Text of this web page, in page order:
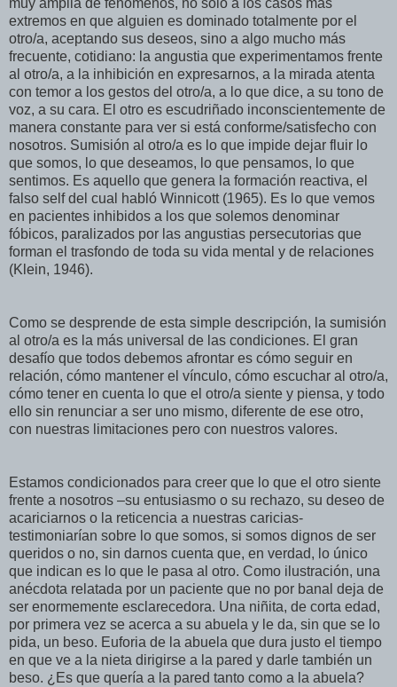
muy amplia de fenómenos, no sólo a los casos más
extremos en que alguien es dominado totalmente por el
otro/a, aceptando sus deseos, sino a algo mucho más
frecuente, cotidiano: la angustia que experimentamos frente
al otro/a, a la inhibición en expresarnos, a la mirada atenta
con temor a los gestos del otro/a, a lo que dice, a su tono de
voz, a su cara. El otro es escudriñado inconscientemente de
manera constante para ver si está conforme/satisfecho con
nosotros. Sumisión al otro/a es lo que impide dejar fluir lo
que somos, lo que deseamos, lo que pensamos, lo que
sentimos. Es aquello que genera la formación reactiva, el
falso self del cual habló Winnicott (1965). Es lo que vemos
en pacientes inhibidos a los que solemos denominar
fóbicos, paralizados por las angustias persecutorias que
forman el trasfondo de toda su vida mental y de relaciones
(Klein, 1946).
Como se desprende de esta simple descripción, la sumisión
al otro/a es la más universal de las condiciones. El gran
desafío que todos debemos afrontar es cómo seguir en
relación, cómo mantener el vínculo, cómo escuchar al otro/a,
cómo tener en cuenta lo que el otro/a siente y piensa, y todo
ello sin renunciar a ser uno mismo, diferente de ese otro,
con nuestras limitaciones pero con nuestros valores.
Estamos condicionados para creer que lo que el otro siente
frente a nosotros –su entusiasmo o su rechazo, su deseo de
acariciarnos o la reticencia a nuestras caricias-
testimoniarían sobre lo que somos, si somos dignos de ser
queridos o no, sin darnos cuenta que, en verdad, lo único
que indican es lo que le pasa al otro. Como ilustración, una
anécdota relatada por un paciente que no por banal deja de
ser enormemente esclarecedora. Una niñita, de corta edad,
por primera vez se acerca a su abuela y le da, sin que se lo
pida, un beso. Euforia de la abuela que dura justo el tiempo
en que ve a la nieta dirigirse a la pared y darle también un
beso. ¿Es que quería a la pared tanto como a la abuela?